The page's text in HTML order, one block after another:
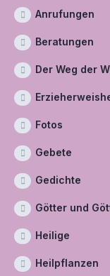
Anrufungen
Beratungen
Der Weg der
Fotos
Gebete
Gedichte
Götter und
Heilige
Heilpflanzen